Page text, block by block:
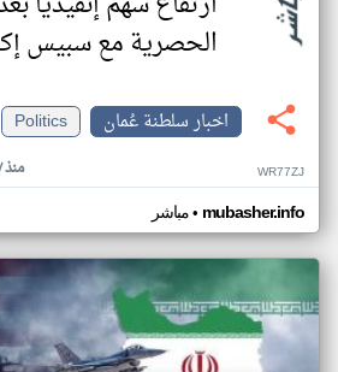
الحصرية مع سبيس
اخبار سلطنة عُمان
Politics
منذ ٧ ساعات WR77ZJ
مباشر• mubasher.info